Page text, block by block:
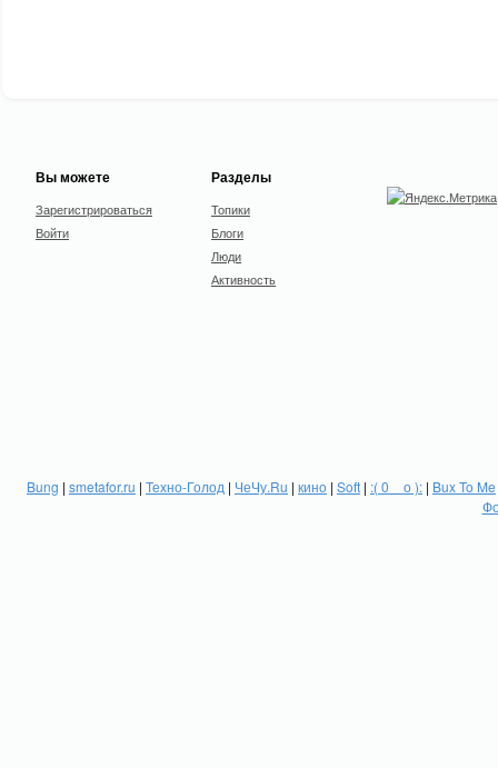
Вы можете
Зарегистрироваться
Войти
Разделы
Топики
Блоги
Люди
Активность
Bung | smetafor.ru | Техно-Голод | ЧеЧу.Ru | кино | Soft | :( 0 _ о ): | Bux To Me